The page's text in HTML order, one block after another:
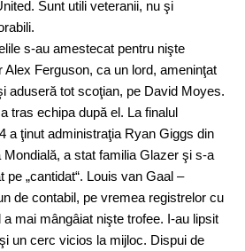
Sunt utili veteranii, nu şi
s-au amestecat pentru nişte
Ferguson, ca un lord, ameninţat
aduseră tot scoţian, pe David Moyes.
tras echipa după el. La finalul
a ţinut administraţia Ryan Giggs din
a stat familia Glazer şi s-a
pe „cantidat“. Louis van Gaal –
de contabil, pe vremea registrelor cu
mai mângâiat nişte trofee. I-au lipsit
un cerc vicios la mijloc. Dispui de